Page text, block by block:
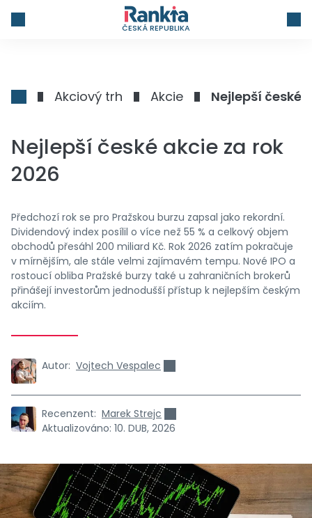
ČESKÁ REPUBLIKA
Akciový trh Akcie Nejlepší české
Nejlepší české akcie za rok
2026
Předchozí rok se pro Pražskou burzu zapsal jako rekordní.
Dividendový index posílil o více než 55 % a celkový objem
obchodů přesáhl 200 miliard Kč. Rok 2026 zatím pokračuje
v mírnějším, ale stále velmi zajímavém tempu. Nové IPO a
rostoucí obliba Pražské burzy také u zahraničních brokerů
přinášejí investorům jednodušší přístup k nejlepším českým
akciím.
Autor: Vojtech Vespalec
Recenzent: Marek Strejc
Aktualizováno: 10. DUB, 2026